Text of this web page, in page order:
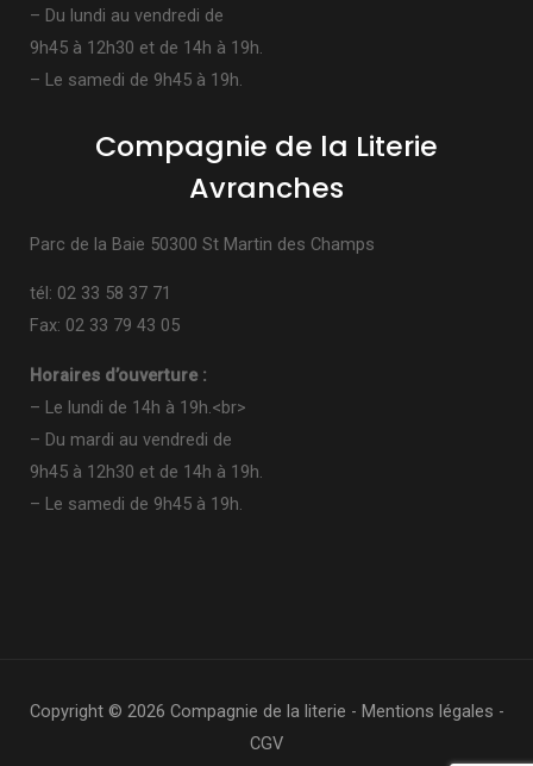
– Du lundi au vendredi de
9h45 à 12h30 et de 14h à 19h.
– Le samedi de 9h45 à 19h.
Compagnie de la Literie
Avranches
Parc de la Baie 50300 St Martin des Champs
tél: 02 33 58 37 71
Fax: 02 33 79 43 05
Horaires d’ouverture :
– Le lundi de 14h à 19h.<br>
– Du mardi au vendredi de
9h45 à 12h30 et de 14h à 19h.
– Le samedi de 9h45 à 19h.
Copyright © 2026 Compagnie de la literie - Mentions légales -
CGV